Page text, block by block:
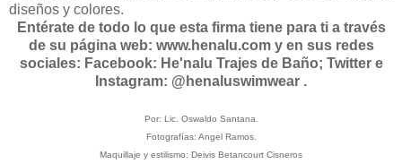
diseños y colores.
Entérate de todo lo que esta firma tiene para ti a través
de su página web: www.henalu.com y en sus redes
sociales: Facebook: He'nalu Trajes de Baño; Twitter e
Instagram: @henaluswimwear .
Por: Lic. Oswaldo Santana.
Fotografías: Angel Ramos.
Maquillaje y estilismo: Deivis Betancourt Cisneros